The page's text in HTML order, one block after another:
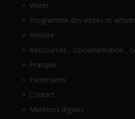
Visiter
Programme des visites et
Histoire
Ressources , Documentation ,
Pratique
Partenaires
Contact
Mentions légales